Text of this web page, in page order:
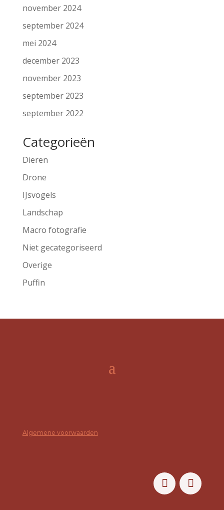
november 2024
september 2024
mei 2024
december 2023
november 2023
september 2023
september 2022
Categorieën
Dieren
Drone
IJsvogels
Landschap
Macro fotografie
Niet gecategoriseerd
Overige
Puffin
Algemene voorwaarden